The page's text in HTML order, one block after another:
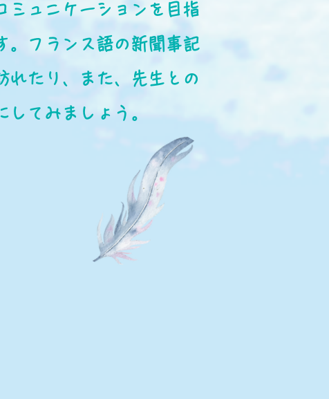
ミュニケーションを目指
。フランス語の新聞事記
れたり、また、先生との
てみましょう。